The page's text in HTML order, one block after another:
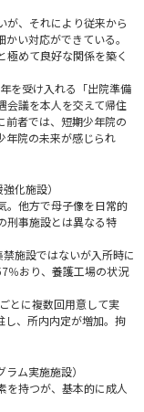
が、それにより従来から
い対応ができている。
極めて良好な関係を築く
を受け入れる「出院準備
会議を本人を交えて帰住
前者では、短期少年院の
年院の未来が感じられ
化施設）
。他方で母子像を日常的
刑事施設とは異なる特
施設ではないが入所時に
％おり、養護工場の状況
とに複数回用意して実
し、所内内定が増加。拘
ム実施施設）
を持つが、基本的に成人